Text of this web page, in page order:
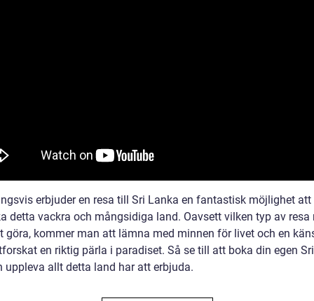
erbjuder en resa till Sri Lanka en fantastisk möjlighet att
detta vackra och mångsidiga land. Oavsett vilken typ av resa
göra, kommer man att lämna med minnen för livet och en
en riktig pärla i paradiset. Så se till att boka din egen
uppleva allt detta land har att erbjuda.